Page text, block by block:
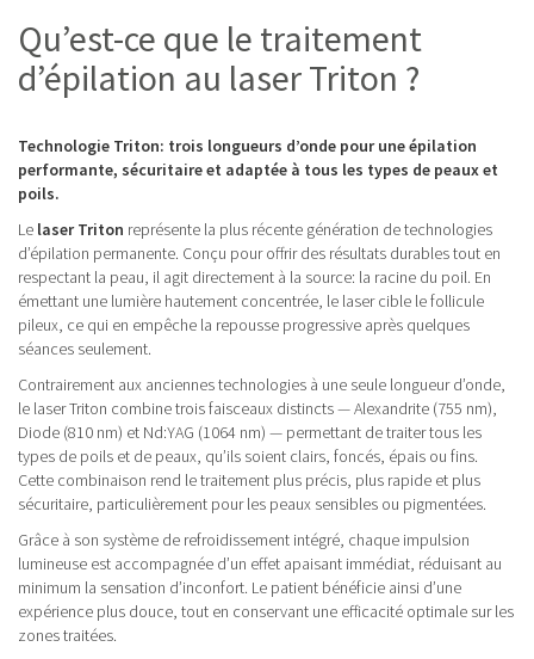
Qu’est-ce que le traitement
d’épilation au laser Triton ?
Technologie Triton: trois longueurs d’onde pour une épilation
performante, sécuritaire et adaptée à tous les types de peaux et
poils.
Le laser Triton représente la plus récente génération de technologies
d’épilation permanente. Conçu pour offrir des résultats durables tout en
respectant la peau, il agit directement à la source: la racine du poil. En
émettant une lumière hautement concentrée, le laser cible le follicule
pileux, ce qui en empêche la repousse progressive après quelques
séances seulement.
Contrairement aux anciennes technologies à une seule longueur d’onde,
le laser Triton combine trois faisceaux distincts — Alexandrite (755 nm),
Diode (810 nm) et Nd:YAG (1064 nm) — permettant de traiter tous les
types de poils et de peaux, qu’ils soient clairs, foncés, épais ou fins.
Cette combinaison rend le traitement plus précis, plus rapide et plus
sécuritaire, particulièrement pour les peaux sensibles ou pigmentées.
Grâce à son système de refroidissement intégré, chaque impulsion
lumineuse est accompagnée d’un effet apaisant immédiat, réduisant au
minimum la sensation d’inconfort. Le patient bénéficie ainsi d’une
expérience plus douce, tout en conservant une efficacité optimale sur les
zones traitées.